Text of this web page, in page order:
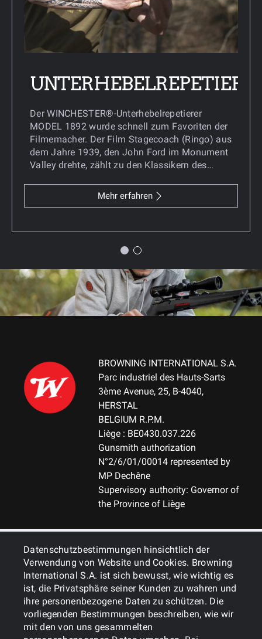
Datenschutzbestimmungen hinsichtlich der
Verwendung von Website und Cookies. Browning
International S.A. ist sich bewusst, wie wichtig es
ist, die Privatsphäre seiner Kunden zu wahren und
ihre personenbezogene Daten zu schützen. Die
vorliegenden Bestimmungen beschreiben, wie wir
mit den von uns gesammelten
Der WINCHESTER®-Unterhebelrepetierer
MODEL 1892 wurde schnell zum Favoriten der
Filmemacher. Der Film Stagecoach (Ringo) aus
dem Jahre 1939, den John Ford im Monument
Valley drehte, zählt zu den Klassikern des
Unterhebelrepetierer von WINCHESTER®,
MODEL 1892, der speziell für seine großen
Mehr erfahren
BROWNING INTERNATIONAL S.A.
Parc industriel des Hauts-Sarts
3ème Avenue, 25, B-4040,
HERSTAL
BELGIUM R.P.M.
Liège : BE0430.037.226
Gunsmith authorization
N°2/6/01/00014 represented by
MP Dechêne
Supervisory authority: Governor of
the Province of Liège
ALLGEMEINES
DIENSTLEISTUNGEN